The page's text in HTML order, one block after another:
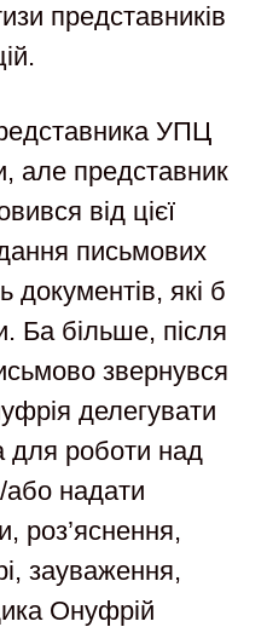
представників
УПЦ
але представник
від цієї
письмових
документів, які б
Ба більше, після
звернувся
делегувати
для роботи над
надати
роз’яснення,
зауваження,
Онуфрій